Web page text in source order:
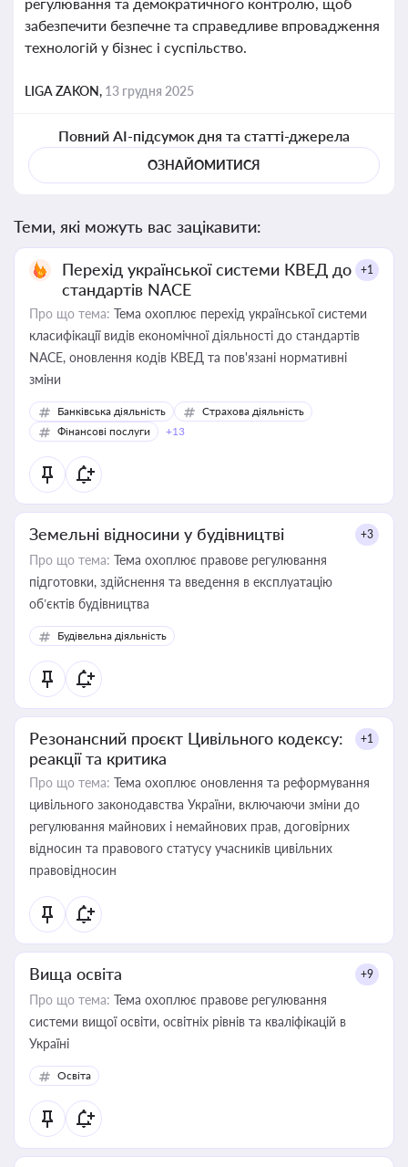
забезпечити безпечне та справедливе впровадження
технологій у бізнес і суспільство.
LIGA ZAKON, 13 грудня 2025
Повний AI-підсумок дня та статті-джерела
ОЗНАЙОМИТИСЯ
Теми, які можуть вас зацікавити:
Перехід української системи КВЕД до
стандартів NACE
+1
Про що тема: Тема охоплює перехід української системи
класифікації видів економічної діяльності до стандартів
NACE, оновлення кодів КВЕД та пов'язані нормативні
зміни
Банківська діяльність
Страхова діяльність
Фінансові послуги
+13
Земельні відносини у будівництві +3
Про що тема: Тема охоплює правове регулювання
підготовки, здійснення та введення в експлуатацію
об’єктів будівництва
Будівельна діяльність
Резонансний проєкт Цивільного кодексу:
реакції та критика
+1
Про що тема: Тема охоплює оновлення та реформування
цивільного законодавства України, включаючи зміни до
регулювання майнових і немайнових прав, договірних
відносин та правового статусу учасників цивільних
правовідносин
Вища освіта +9
Про що тема: Тема охоплює правове регулювання
системи вищої освіти, освітніх рівнів та кваліфікацій в
Україні
Освіта